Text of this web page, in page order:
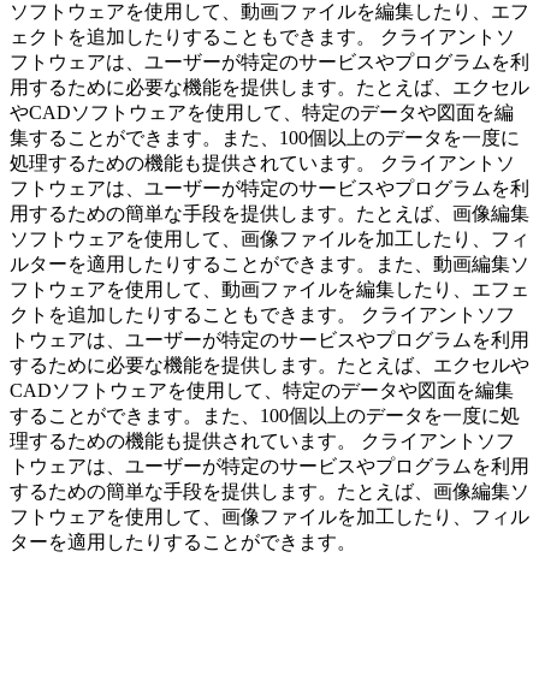
ソフトウェアを使用して、動画ファイルを編集したり、エフ
ェクトを追加したりすることもできます。 クライアントソ
フトウェアは、ユーザーが特定のサービスやプログラムを利
用するために必要な機能を提供します。たとえば、エクセル
やCADソフトウェアを使用して、特定のデータや図面を編
集することができます。また、100個以上のデータを一度に
処理するための機能も提供されています。 クライアントソ
フトウェアは、ユーザーが特定のサービスやプログラムを利
用するための簡単な手段を提供します。たとえば、画像編集
ソフトウェアを使用して、画像ファイルを加工したり、フィ
ルターを適用したりすることができます。また、動画編集ソ
フトウェアを使用して、動画ファイルを編集したり、エフェ
クトを追加したりすることもできます。 クライアントソフ
トウェアは、ユーザーが特定のサービスやプログラムを利用
するために必要な機能を提供します。たとえば、エクセルや
CADソフトウェアを使用して、特定のデータや図面を編集
することができます。また、100個以上のデータを一度に処
理するための機能も提供されています。 クライアントソフ
トウェアは、ユーザーが特定のサービスやプログラムを利用
するための簡単な手段を提供します。たとえば、画像編集ソ
フトウェアを使用して、画像ファイルを加工したり、フィル
ターを適用したりすることができます。